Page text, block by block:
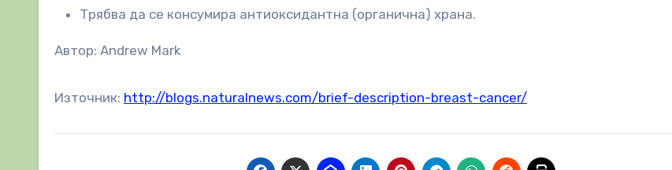
Трябва да се консумира антиоксидантна (органична) храна.
Автор: Andrew Mark
Източник: http://blogs.naturalnews.com/brief-description-breast-cancer/